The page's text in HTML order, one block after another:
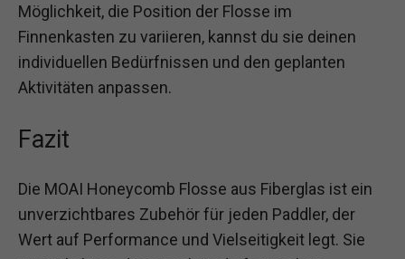
Möglichkeit, die Position der Flosse im
Finnenkasten zu variieren, kannst du sie deinen
individuellen Bedürfnissen und den geplanten
Aktivitäten anpassen.
Fazit
Die MOAI Honeycomb Flosse aus Fiberglas ist ein
unverzichtbares Zubehör für jeden Paddler, der
Wert auf Performance und Vielseitigkeit legt. Sie